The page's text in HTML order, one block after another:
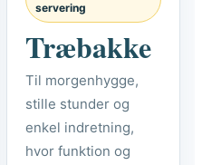
servering
Træbakke
Til morgenhygge,
stille stunder og
enkel indretning,
hvor funktion og